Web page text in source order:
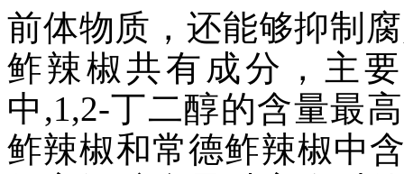
前体物质，还能够抑制
鲊辣椒共有成分，主
中,1,2-丁二醇的含量最
鲊辣椒和常德鲊辣椒中